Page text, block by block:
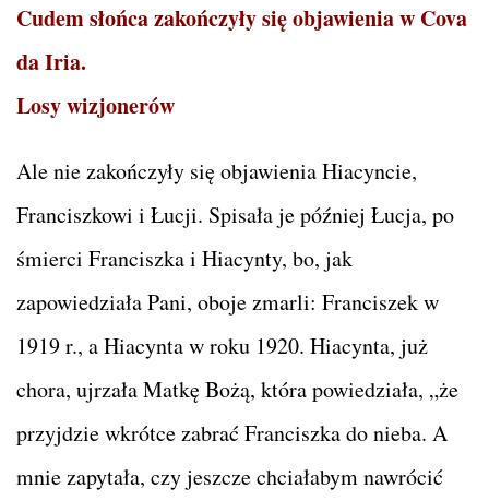
Cudem słońca zakończyły się objawienia w Cova
da Iria.
Losy wizjonerów
Ale nie zakończyły się objawienia Hiacyncie,
Franciszkowi i Łucji. Spisała je później Łucja, po
śmierci Franciszka i Hiacynty, bo, jak
zapowiedziała Pani, oboje zmarli: Franciszek w
1919 r., a Hiacynta w roku 1920. Hiacynta, już
chora, ujrzała Matkę Bożą, która powiedziała, „że
przyjdzie wkrótce zabrać Franciszka do nieba. A
mnie zapytała, czy jeszcze chciałabym nawrócić